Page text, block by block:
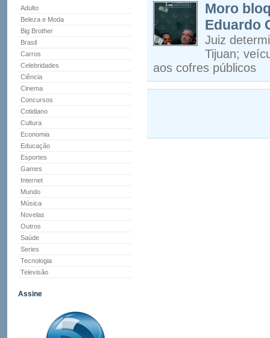
Adulto
Beleza e Moda
Big Brother
Brasil
Carros
Celebridades
Ciência
Cinema
Concursos
Cotidiano
Cultura
Economia
Educação
Esportes
Games
Internet
Mundo
Música
Novelas
Outros
Saúde
Series
Tecnologia
Televisão
Assine
Moro
Eduardo
Juiz
Tijuan;
aos cofres públicos